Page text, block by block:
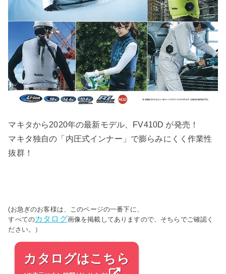
マキタから2020年の最新モデル、FV410D が発売！
マキタ独自の「内圧式インナー」で膨らみにくく作業性
抜群！
(お急ぎのお客様は、このページの一番下に、
すべてのカタログ画像を掲載してありますので、そちらでご確認く
ださい。）
カタログはこちら